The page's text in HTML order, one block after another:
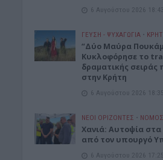
6 Αυγούστου 2026 18:43
ΓΕΎΣΗ - ΨΥΧΑΓΩΓΊΑ •
“Δύο Μαύρα
Κυκλοφόρησε το
δραματικής σειράς
στην Κρήτη
6 Αυγούστου 2026 18:35
ΝΕΟΙ ΟΡΙΖΟΝΤΕΣ • ΝΟΜΌΣ
Χανιά: Αυτοψία
από τον υπουργό
6 Αυγούστου 2026 17:25